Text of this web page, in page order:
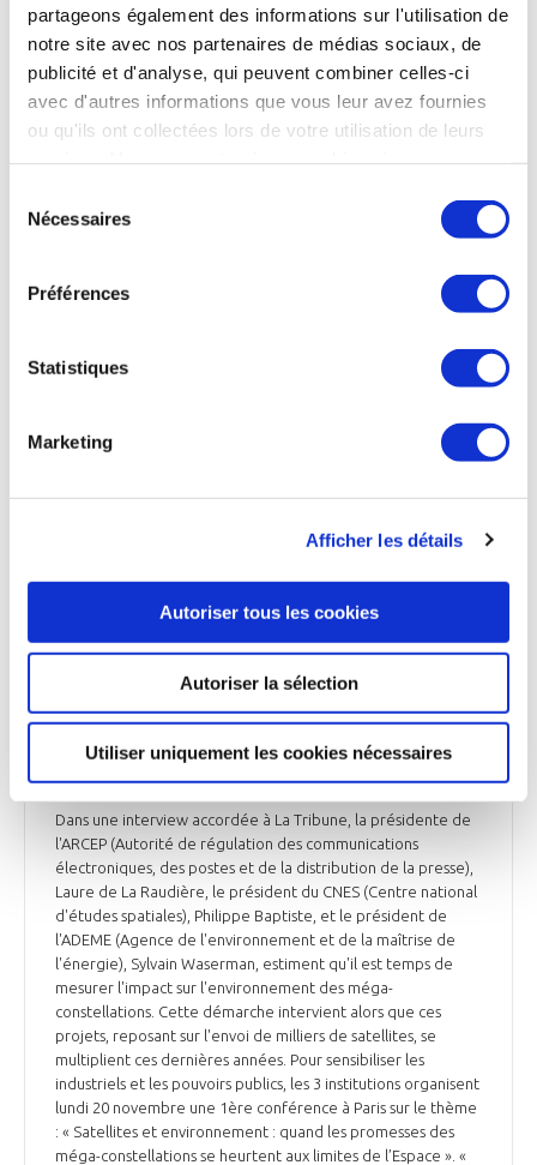
partageons également des informations sur l'utilisation de
notre site avec nos partenaires de médias sociaux, de
publicité et d'analyse, qui peuvent combiner celles-ci
avec d'autres informations que vous leur avez fournies
ou qu'ils ont collectées lors de votre utilisation de leurs
Nécessaires
Préférences
Statistiques
Marketing
Afficher les détails
Autoriser tous les cookies
Autoriser la sélection
Utiliser uniquement les cookies nécessaires
La fusée Starship vient d'effectuer samedi 18 novembre son
2ème vol test. Si le lancement est un succès pour SpaceX, un
problème de transmission aurait finalement conduit la fusée
à s’autodétruire. La fusée de 120 mètres de haut a réussi à
s’arracher du sol depuis la base de SpaceX à Boca Chica, dans
l’extrême sud du Texas. Placé au sommet de la fusée, le
module Starship s’est séparé avec succès de l’étage de
de la fusée n’ont pas survécu jusqu’à leur redescente
programmée et ont explosé en vol après quelques minutes.
était scruté de près par la NASA, qui compte sur ce vaisseau
pour ses missions de retour sur la Lune. Le 20 avril 2023, le
complète. Mais plusieurs moteurs n'avaient pas fonctionné,
et SpaceX avait volontairement fait exploser la fusée au
poussière jusqu'à plusieurs kilomètres du pas de tir, lui-même
fortement endommagé. Des morceaux de béton avaient
s'était déclenché dans un parc régional voisin. Le régulateur
finalement donner son feu vert mercredi pour un 2ème vol.
ESPACE
L’ADEME, l’ARCEP et le CNES font front commun
pour une régulation de l’orbite basse
Dans une interview accordée à La Tribune, la présidente de
l'ARCEP (Autorité de régulation des communications
électroniques, des postes et de la distribution de la presse),
Laure de La Raudière, le président du CNES (Centre national
d'études spatiales), Philippe Baptiste, et le président de
l'ADEME (Agence de l'environnement et de la maîtrise de
l'énergie), Sylvain Waserman, estiment qu'il est temps de
mesurer l'impact sur l'environnement des méga-
constellations. Cette démarche intervient alors que ces
projets, reposant sur l'envoi de milliers de satellites, se
multiplient ces dernières années. Pour sensibiliser les
industriels et les pouvoirs publics, les 3 institutions organisent
lundi 20 novembre une 1ère conférence à Paris sur le thème
: « Satellites et environnement : quand les promesses des
méga-constellations se heurtent aux limites de l’Espace ». «